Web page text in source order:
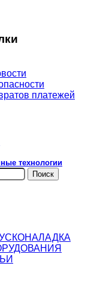
платежей
технологии
Поиск